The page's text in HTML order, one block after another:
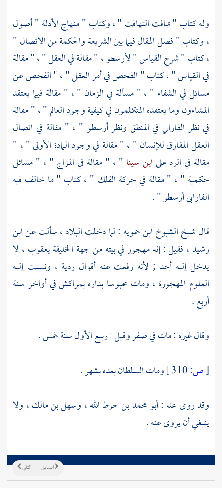
وله كتاب " تهافت التهافت " ، وكتاب " منهاج الأدلة " أصول
، وكتاب " فصل المقال فيما بين الشريعة والحكمة من الاتصال "
، كتاب " شرح القياس "لأرسطو، " مقالة في العقل " ، " مقالة
في القياس " ، كتاب " الفحص في أمر العقل " ، " الفحص عن
مسائل في الشفاء " ، " مسألة في الزمان " ، " مقالة فيما يعتقد
المشاءون وما يعتقده المتكلمون في كيفية وجود العالم " ، " مقالة
في نظر الفارابي في المنطق ونظرأرسطو " ، " مقالة في اتصال
العقل المفارق للإنسان " ، " مقالة في وجود المادة الأولى " ، "
مقالة في الرد علىابن سينا " ، " مقالة في المزاج " ، " مسائل
حكمية " ، " مقالة في حركة الفلك " ، كتاب " ما خالف فيه
الفارابيأرسطو" .
قال شيخ الشيوخابن حمويه : لما دخلت البلاد ، سألت عنابن
رشيد، فقيل : إنه مهجور في بيته من جهة الخليفةيعقوب ، لا
يدخل إليه أحد ; لأنه رفعت عنه أقوال ردية ، ونسبت إليه
العلوم المهجورة ، ومات محبوسا بدارهبمراكشفي أواخر سنة
أربع .
وقال غيره : مات في صفر وقيل : ربيع الأول سنة خمس .
[ص:
ومات السلطان بعده بشهر .
وقد روى عنه :أبو محمد بن حوط الله، وسهل بن مالك، ولا
ينبغي أن يروى عنه .
التالي السابق